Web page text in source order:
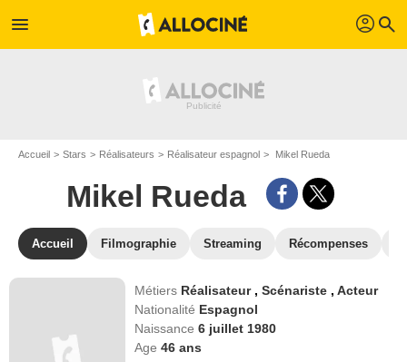
menu profil search
Accueil Stars Réalisateurs Réalisateur espagnol Mikel Rueda
Mikel Rueda
Accueil Filmographie Streaming Récompenses
Métiers Réalisateur ,Scénariste ,Acteur
Nationalité Espagnol
Naissance6 juillet 1980
Age46 ans